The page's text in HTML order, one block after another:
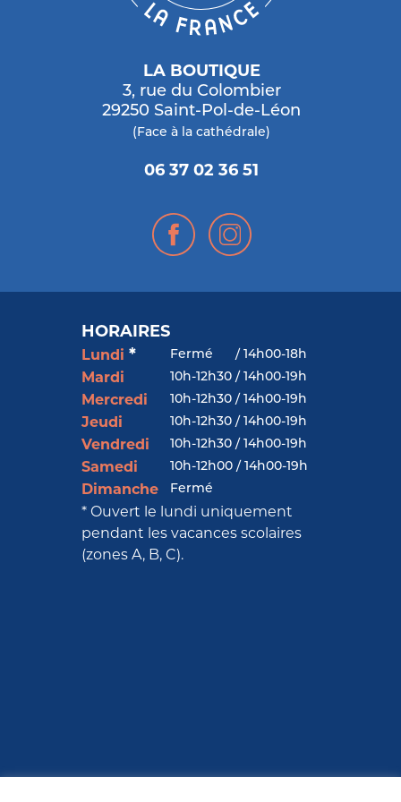
LA BOUTIQUE
3, rue du Colombier
29250 Saint-Pol-de-Léon
(Face à la cathédrale)
06 37 02 36 51
HORAIRES
Lundi *
Mardi
Mercredi
Jeudi
Vendredi
Samedi
Dimanche
Fermé / 14h00-18h
10h-12h30 / 14h00-19h
10h-12h30 / 14h00-19h
10h-12h30 / 14h00-19h
10h-12h30 / 14h00-19h
10h-12h00 / 14h00-19h
Fermé
* Ouvert le lundi uniquement
pendant les vacances scolaires
(zones A, B, C).